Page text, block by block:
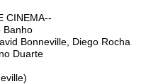
CINEMA--
Banho
Bonneville, Diego Rocha
Duarte